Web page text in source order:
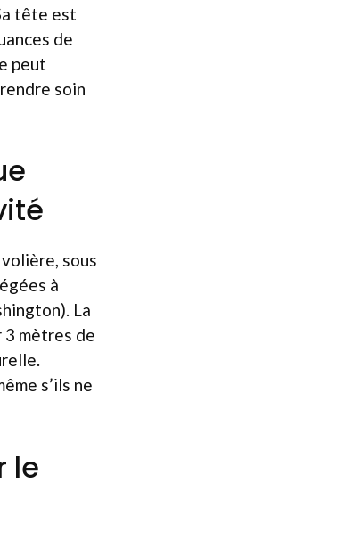
tête est
de
peut
soin
sous
à
La
mètres de
s’ils ne
le